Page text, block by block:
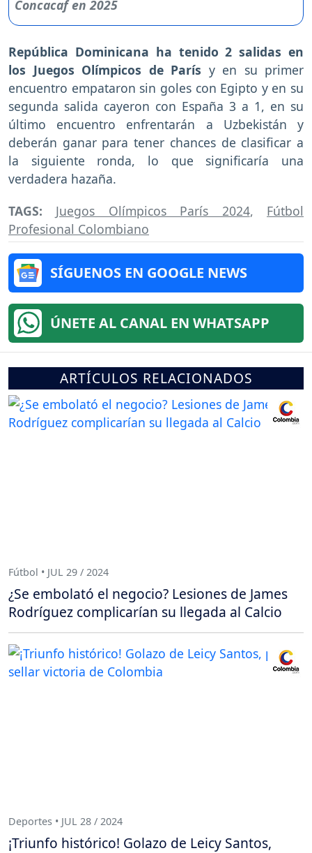
República Dominicana ha tenido 2 salidas en
los Juegos Olímpicos de París y en su primer
encuentro empataron sin goles con Egipto y en su
segunda salida cayeron con España 3 a 1, en su
último encuentro enfrentarán a Uzbekistán y
deberán ganar para tener chances de clasificar a
la siguiente ronda, lo que significaría una
verdadera hazaña.
TAGS: Juegos Olímpicos París 2024, Fútbol
Profesional Colombiano
SÍGUENOS EN GOOGLE NEWS
ÚNETE AL CANAL EN WHATSAPP
ARTÍCULOS RELACIONADOS
Fútbol • JUL 29 / 2024
¿Se embolató el negocio? Lesiones de James
Rodríguez complicarían su llegada al Calcio
Deportes • JUL 28 / 2024
¡Triunfo histórico! Golazo de Leicy Santos,